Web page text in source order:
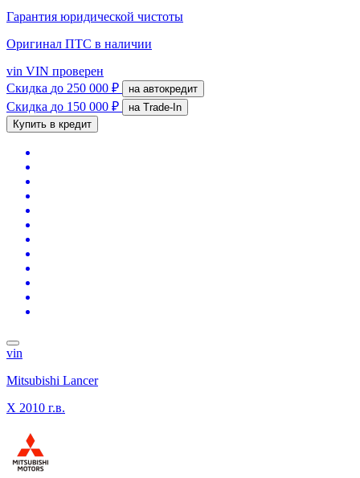
Гарантия юридической чистоты
Оригинал ПТС в наличии
vin VIN проверен
Скидка до 250 000 ₽ на автокредит
Скидка до 150 000 ₽
на Trade-In
Купить в кредит
vin
Mitsubishi Lancer
X 2010 г.в.